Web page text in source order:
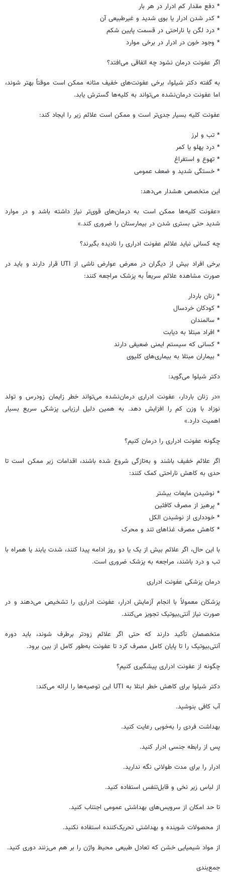
* دفع مقدار کم ادرار در هر بار
* کدر شدن ادرار یا بوی شدید و غیرطبیعی آن
* درد لگن یا ناراحتی در قسمت پایین شکم
* وجود خون در ادرار در برخی موارد
اگر عفونت درمان نشود چه اتفاقی می‌افتد؟
به گفته دکتر شیلوا، برخی عفونت‌های خفیف مثانه ممکن است موقتاً بهتر شوند،
اما عفونت درمان‌نشده می‌تواند به کلیه‌ها گسترش یابد.
عفونت کلیه بسیار جدی‌تر است و ممکن است علائم زیر را ایجاد کند:
* تب و لرز
* درد پهلو یا کمر
* تهوع و استفراغ
* خستگی شدید و ضعف عمومی
این متخصص هشدار می‌دهد:
«عفونت کلیه‌ها ممکن است به درمان‌های قوی‌تر نیاز داشته باشد و در موارد
شدید حتی بستری شدن در بیمارستان را ضروری کند.»
چه کسانی نباید علائم عفونت ادراری را نادیده بگیرند؟
برخی افراد بیش از دیگران در معرض عوارض ناشی از UTI قرار دارند و باید در
صورت مشاهده علائم سریعاً به پزشک مراجعه کنند:
* زنان باردار
* کودکان خردسال
* سالمندان
* افراد مبتلا به دیابت
* کسانی که سیستم ایمنی ضعیفی دارند
* بیماران مبتلا به بیماری‌های کلیوی
دکتر شیلوا می‌گوید:
«در زنان باردار، عفونت ادراری درمان‌نشده می‌تواند خطر زایمان زودرس و تولد
نوزاد با وزن کم را افزایش دهد. به همین دلیل ارزیابی پزشکی سریع بسیار
اهمیت دارد.»
چگونه عفونت ادراری را درمان کنیم؟
اگر علائم خفیف باشند و به‌تازگی شروع شده باشند، اقدامات زیر ممکن است تا
حدی به کاهش ناراحتی کمک کنند:
* نوشیدن مایعات بیشتر
* پرهیز از مصرف کافئین
* خودداری از نوشیدن الکل
* کاهش مصرف غذاهای تند و محرک
با این حال، اگر علائم بیش از یک یا دو روز ادامه پیدا کنند، شدت یابند یا همراه با
تب و درد باشند، مراجعه به پزشک ضروری است.
درمان پزشکی عفونت ادراری
پزشکان معمولاً با انجام آزمایش ادرار، عفونت ادراری را تشخیص می‌دهند و در
صورت نیاز آنتی‌بیوتیک تجویز می‌کنند.
متخصصان تأکید دارند که حتی اگر علائم زودتر برطرف شوند، باید دوره
آنتی‌بیوتیک را تا پایان کامل مصرف کرد تا عفونت به‌طور کامل از بین برود.
چگونه از عفونت ادراری پیشگیری کنیم؟
دکتر شیلوا برای کاهش خطر ابتلا به UTI این توصیه‌ها را ارائه می‌کند:
آب کافی بنوشید.
بهداشت فردی را به‌خوبی رعایت کنید.
پس از رابطه جنسی ادرار کنید.
ادرار را برای مدت طولانی نگه ندارید.
از لباس زیر نخی و قابل‌تنفس استفاده کنید.
تا حد امکان از سرویس‌های بهداشتی عمومی اجتناب کنید.
از محصولات شوینده و بهداشتی تحریک‌کننده استفاده نکنید.
از مواد شیمیایی خشن که تعادل طبیعی محیط واژن را بر هم می‌زنند دوری کنید.
جمع‌بندی